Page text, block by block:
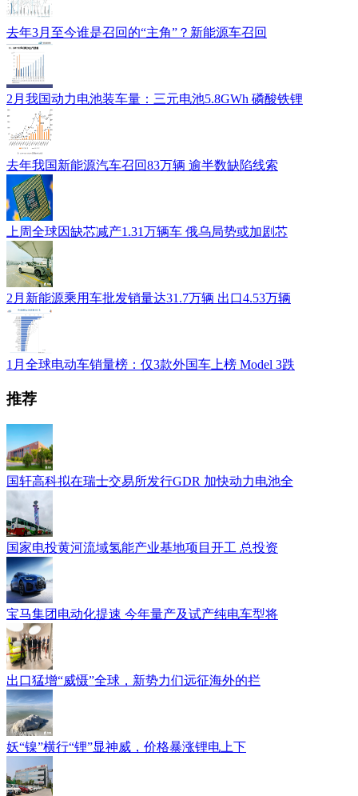
去年3月至今谁是召回的“主角”？新能源车召回
2月我国动力电池装车量：三元电池5.8GWh 磷酸铁锂
去年我国新能源汽车召回83万辆 逾半数缺陷线索
上周全球因缺芯减产1.31万辆车 俄乌局势或加剧芯
2月新能源乘用车批发销量达31.7万辆 出口4.53万辆
1月全球电动车销量榜：仅3款外国车上榜 Model 3跌
推荐
国轩高科拟在瑞士交易所发行GDR 加快动力电池全
国家电投黄河流域氢能产业基地项目开工 总投资
宝马集团电动化提速 今年量产及试产纯电车型将
出口猛增“威慑”全球，新势力们远征海外的拦
妖“镍”横行“锂”显神威，价格暴涨锂电上下